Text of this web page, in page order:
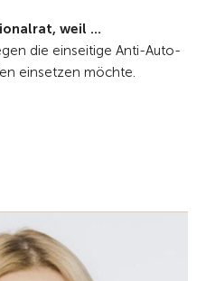
weil …
die einseitige Anti-Auto-
einsetzen möchte.